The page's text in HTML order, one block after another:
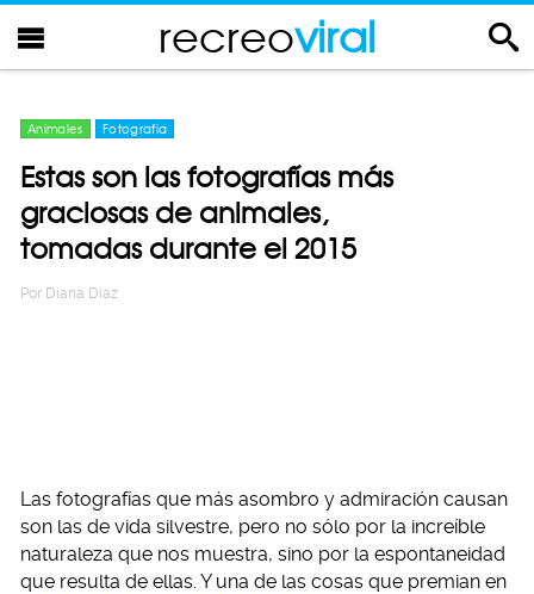
recreoviral
Animales Fotografia
Estas son las fotografías más
graciosas de animales,
tomadas durante el 2015
Por Diana Diaz
Las fotografías que más asombro y admiración causan
son las de vida silvestre, pero no sólo por la increíble
naturaleza que nos muestra, sino por la espontaneidad
que resulta de ellas. Y una de las cosas que premian en